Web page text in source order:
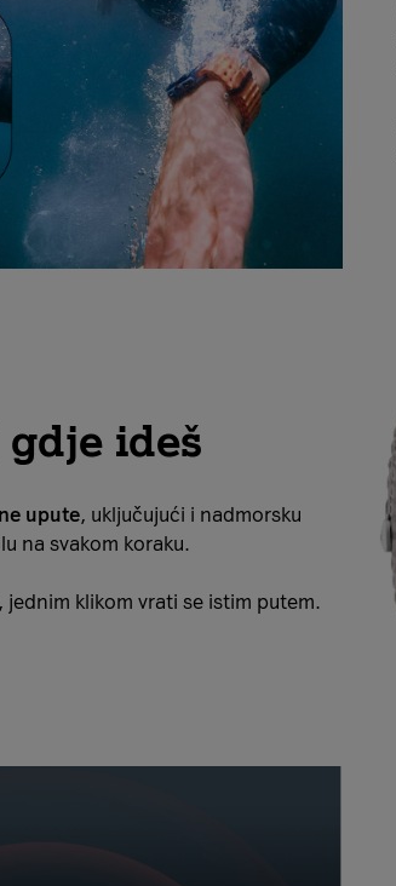
ideš
upute, uključujući i nadmorsku
na svakom koraku.
jednim klikom vrati se istim putem.